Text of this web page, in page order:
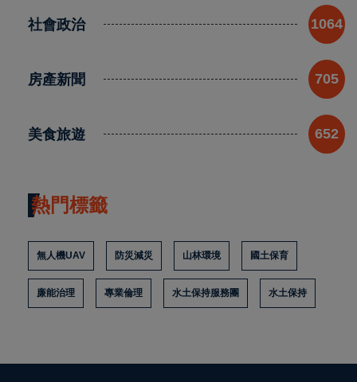
社會政治 1064
房產新聞 705
美食旅遊 652
熱門標籤
無人機UAV 防災減災 山林環境 國土保育
廉能治理 專業倫理 水土保持服務團 水土保持